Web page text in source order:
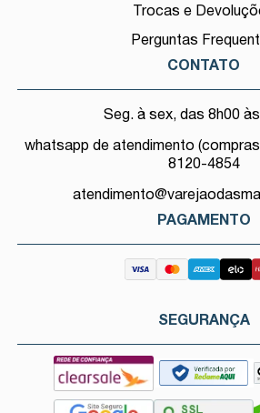
Trocas e
Perguntas
CONTATO
Seg. à sex, das 8h00
whatsapp de atendimento
8120-4854
PAGAMENTO
SEGURANÇA